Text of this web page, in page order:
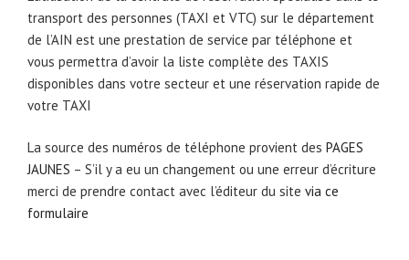
transport des personnes (TAXI et VTC) sur le département
de l’AIN est une prestation de service par téléphone et
vous permettra d’avoir la liste complète des TAXIS
disponibles dans votre secteur et une réservation rapide de
votre TAXI
La source des numéros de téléphone provient des PAGES
JAUNES – S’il y a eu un changement ou une erreur d’écriture
merci de prendre contact avec l’éditeur du site via ce
formulaire